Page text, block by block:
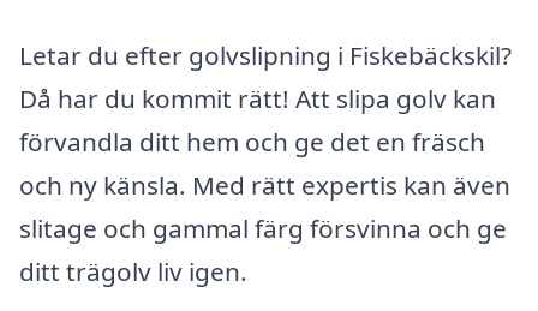
Letar du efter golvslipning i Fiskebäckskil?
Då har du kommit rätt! Att slipa golv kan
förvandla ditt hem och ge det en fräsch
och ny känsla. Med rätt expertis kan även
slitage och gammal färg försvinna och ge
ditt trägolv liv igen.